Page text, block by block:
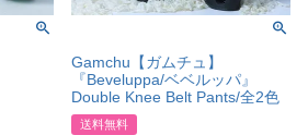
Gamchu【ガムチュ】
『Beveluppa/ベベルッパ』
Double Knee Belt Pants/全2色
送料無料